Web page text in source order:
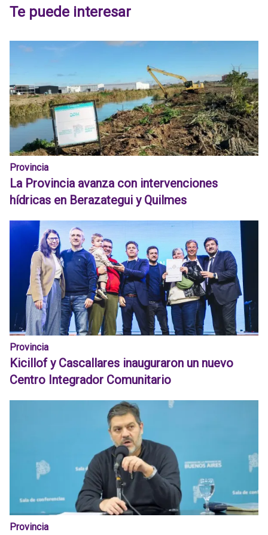
Te puede interesar
Provincia
La Provincia avanza con intervenciones
hídricas en Berazategui y Quilmes
Provincia
Kicillof y Cascallares inauguraron un nuevo
Centro Integrador Comunitario
Provincia